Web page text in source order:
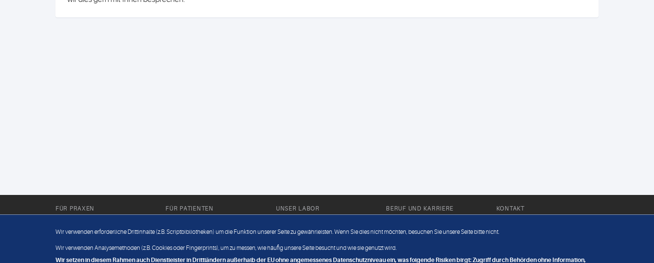
FÜR PRAXEN FÜR PATIENTEN UNSER LABOR
Außendienst
BERUF UND KARRIERE
Jobangebote
KONTAKT
Datenschutz
Wir verwenden erforderliche Drittinhalte (z.B. Scriptbibliotheken) um die Funktion unserer Seite zu gewährleisten. Wenn Sie dies nicht möchten, besuchen Sie unsere Seite bitte nicht.
Wir verwenden Analysemethoden (z.B. Cookies oder Fingerprints), um zu messen, wie häufig unsere Seite besucht und wie sie genutzt wird.
Wir setzen in diesem Rahmen auch Dienstleister in Drittländern außerhalb der EU ohne angemessenes Datenschutzniveau ein, was folgende Risiken birgt: Zugriff durch Behörden ohne Information,